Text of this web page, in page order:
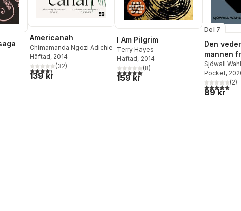
antal röster:
Americanah
Chimamanda Ngozi Adichie
Häftad, 2014
4,4utav 5 stjärnor. Totalt antal röster:
(32)
139 kr
I Am Pilgrim
Terry Hayes
Häftad, 2014
5,0utav 5 stjärnor. Totalt antal röster:
(8)
159 kr
Del 7
Den
mannen
Sjöwall
Pocket,
5,0utav 5(2)
89 kr